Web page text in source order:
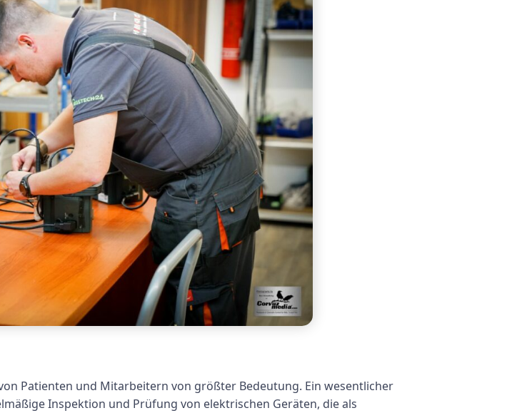
Patienten und Mitarbeitern von größter Bedeutung. Ein wesentlicher
Inspektion und Prüfung von elektrischen Geräten, die als